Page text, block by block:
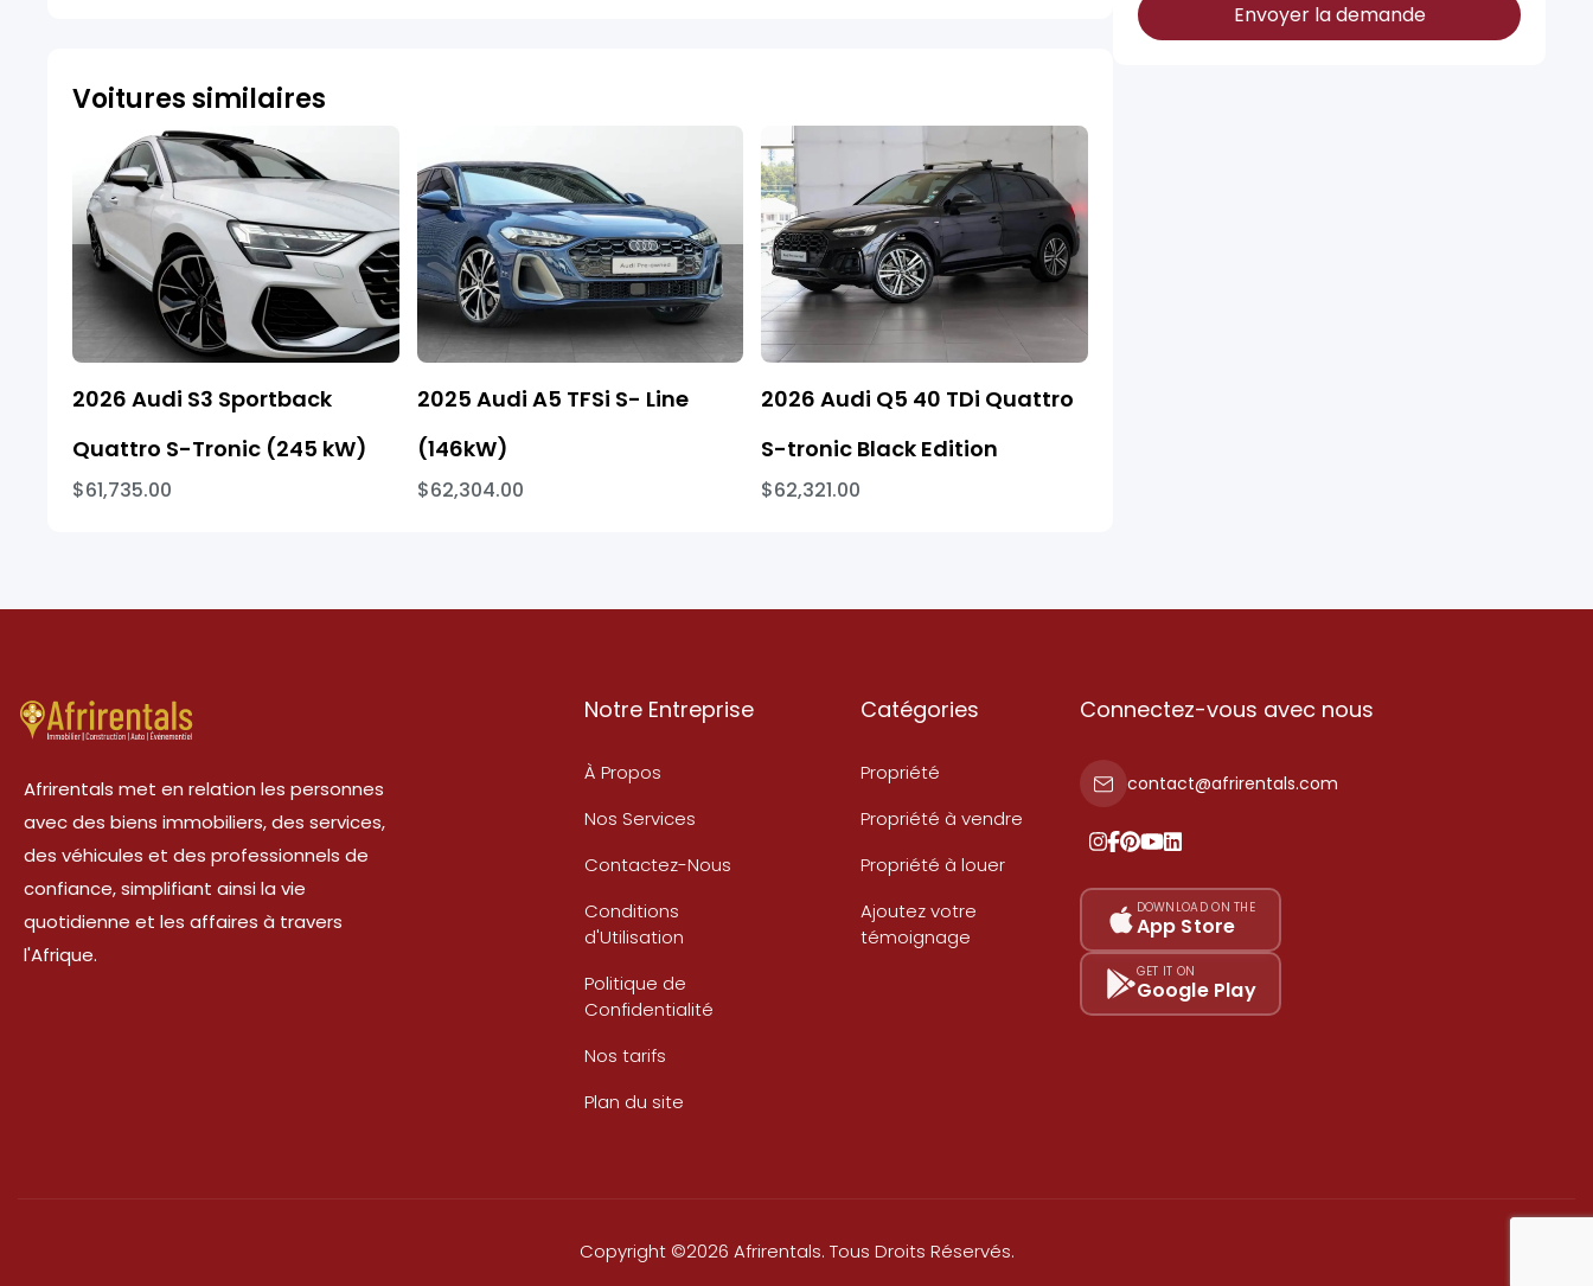
Voitures similaires
2026 Audi S3 Sportback
Quattro S-Tronic (245 kW)
$61,735.00
2025 Audi A5 TFSi S- Line
(146kW)
$62,304.00
2026 Audi Q5 40 TDi Quattro
S-tronic Black Edition
$62,321.00
Envoyer la demande
Afrirentals met en relation les personnes
avec des biens immobiliers, des services,
des véhicules et des professionnels de
confiance, simplifiant ainsi la vie
quotidienne et les affaires à travers
l'Afrique.
Notre Entreprise
À Propos
Nos Services
Contactez-Nous
Conditions
d'Utilisation
Politique de
Confidentialité
Nos tarifs
Plan du site
Catégories
Propriété
Propriété à vendre
Propriété à louer
Ajoutez votre
témoignage
Connectez-vous avec nous
contact@afrirentals.com
DOWNLOAD ON THE
App Store
GET IT ON
Google Play
Copyright ©2026 Afrirentals. Tous Droits Réservés.